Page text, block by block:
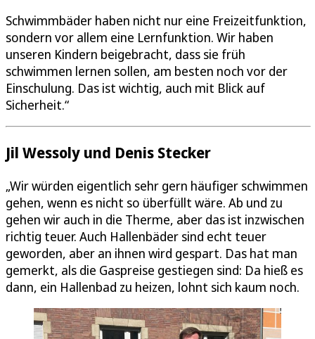
Schwimmbäder haben nicht nur eine Freizeitfunktion,
sondern vor allem eine Lernfunktion. Wir haben
unseren Kindern beigebracht, dass sie früh
schwimmen lernen sollen, am besten noch vor der
Einschulung. Das ist wichtig, auch mit Blick auf
Sicherheit.“
Jil Wessoly und Denis Stecker
„Wir würden eigentlich sehr gern häufiger schwimmen
gehen, wenn es nicht so überfüllt wäre. Ab und zu
gehen wir auch in die Therme, aber das ist inzwischen
richtig teuer. Auch Hallenbäder sind echt teuer
geworden, aber an ihnen wird gespart. Das hat man
gemerkt, als die Gaspreise gestiegen sind: Da hieß es
dann, ein Hallenbad zu heizen, lohnt sich kaum noch.